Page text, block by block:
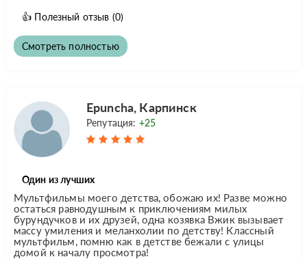
👍 Полезный отзыв (0)
Смотреть полностью
Epuncha, Карпинск
Репутация: +25
Один из лучших
Мультфильмы моего детства, обожаю их! Разве можно
остаться равнодушным к приключениям милых
бурундучков и их друзей, одна козявка Вжик вызывает
массу умиления и меланхолии по детству! Классный
мультфильм, помню как в детстве бежали с улицы
домой к началу просмотра!